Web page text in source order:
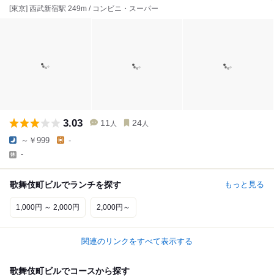
[東京] 西武新宿駅 249m / コンビニ・スーパー
3.03 11 人 24 人
～￥999 -
-
歌舞伎町ビルでランチを探す もっと見る
1,000円 ～ 2,000円 2,000円～
関連のリンクをすべて表示する
歌舞伎町ビルでコースから探す